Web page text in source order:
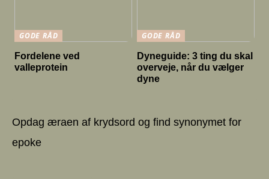
GODE RÅD
Fordelene ved
valleprotein
GODE RÅD
Dyneguide: 3 ting du skal
overveje, når du vælger
dyne
Opdag æraen af krydsord og find synonymet for
epoke